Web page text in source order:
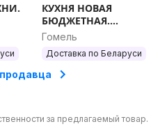
КУХНЯ НОВАЯ
БЮДЖЕТНАЯ.
МОДУЛЬНЫЕ КУХНИ.
ЛЮБОЙ РАЗМЕР.
Гомель
Доставка по Беларуси
за предлагаемый товар.